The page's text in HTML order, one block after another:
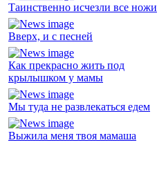
Таинственно исчезли все ножи
Вверх, и с песней
Как прекрасно жить под
крылышком у мамы
Мы туда не развлекаться едем
Выжила меня твоя мамаша